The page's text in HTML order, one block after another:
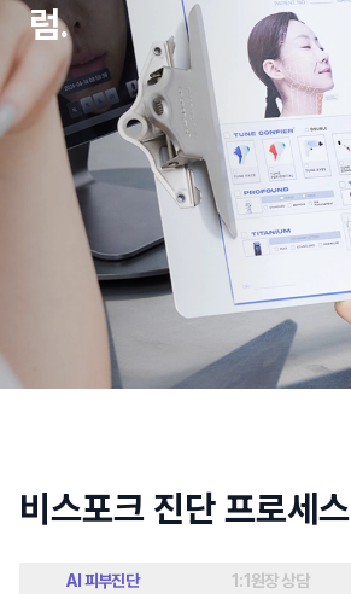
럼.
비스포크 진단 프로세스
AI 피부진단 1:1원장 상담